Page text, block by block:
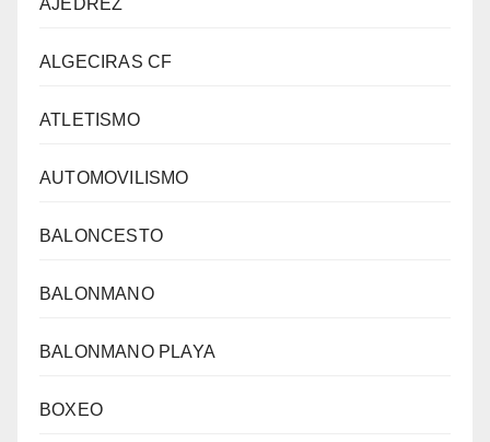
ALGECIRAS CF
ATLETISMO
AUTOMOVILISMO
BALONCESTO
BALONMANO
BALONMANO PLAYA
BOXEO